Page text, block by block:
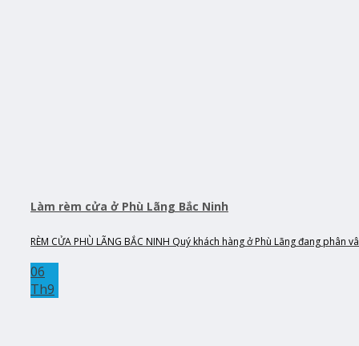
Làm rèm cửa ở Phù Lãng Bắc Ninh
RÈM CỬA PHÙ LÃNG BẮC NINH Quý khách hàng ở Phù Lãng đang phân
06
Th9